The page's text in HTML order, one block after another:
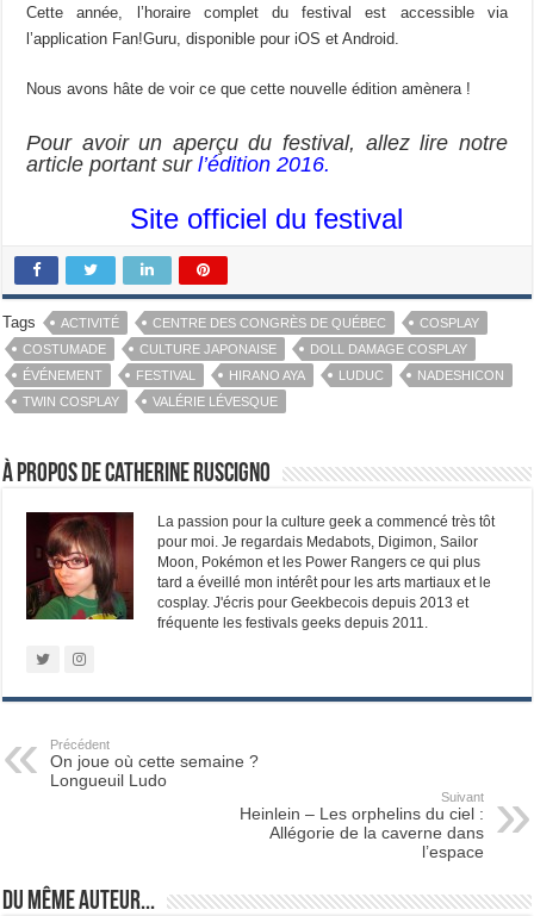
Cette année, l’horaire complet du festival est accessible via
l’application Fan!Guru, disponible pour iOS et Android.
Nous avons hâte de voir ce que cette nouvelle édition amènera !
Pour avoir un aperçu du festival, allez lire notre
article portant surl’édition 2016.
Site officiel du festival
Tags ACTIVITÉ CENTRE DES CONGRÈS DE QUÉBEC
COSPLAY
COSTUMADE
CULTURE JAPONAISE
DOLL DAMAGE COSPLAY
ÉVÉNEMENT
FESTIVAL HIRANO AYA LUDUC
NADESHICON
TWIN COSPLAY
VALÉRIE LÉVESQUE
À propos de Catherine Ruscigno
La passion pour la culture geek a commencé très tôt
pour moi. Je regardais Medabots, Digimon, Sailor
Moon, Pokémon et les Power Rangers ce qui plus
tard a éveillé mon intérêt pour les arts martiaux et le
cosplay. J'écris pour Geekbecois depuis 2013 et
fréquente les festivals geeks depuis 2011.
Précédent
On joue où cette semaine ?
Longueuil Ludo
Suivant
Heinlein – Les orphelins du ciel :
Allégorie de la caverne dans
l’espace
Du même auteur...